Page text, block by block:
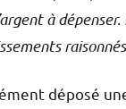
à
raisonnés
déposé